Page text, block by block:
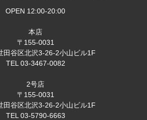
OPEN 12:00-20:00
本店
〒155-0031
田谷区北沢3-26-2小山ビル1F
TEL 03-3467-0082
2号店
〒155-0031
田谷区北沢3-26-2小山ビル1F
TEL 03-5790-6663